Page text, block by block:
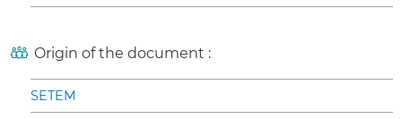
Origin of the document :
SETEM